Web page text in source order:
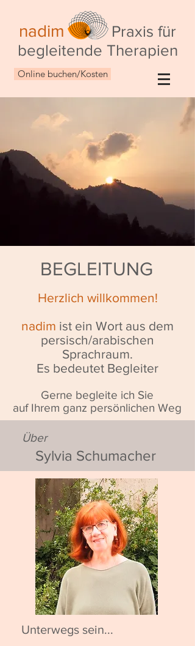
nadim Praxis für
begleitende Therapien
Online buchen/Kosten
BEGLEITUNG
Herzlich willkommen!
nadim ist ein Wort aus dem
persisch/arabischen
Sprachraum.
Es bedeutet Begleiter
Gerne begleite ich Sie
auf Ihrem ganz persönlichen Weg
Über
Sylvia Schumacher
Unterwegs sein...